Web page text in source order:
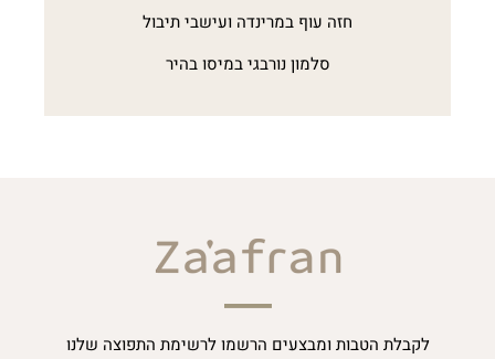
חזה עוף במרינדה ועישבי תיבול
סלמון נורבגי במיסו בהיר
לקבלת הטבות ומבצעים הרשמו לרשימת התפוצה שלנו